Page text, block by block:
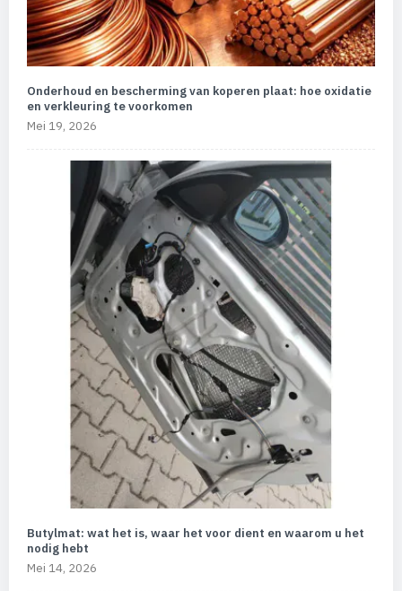
Onderhoud en bescherming van koperen plaat: hoe oxidatie
en verkleuring te voorkomen
Mei 19, 2026
Butylmat: wat het is, waar het voor dient en waarom u het
nodig hebt
Mei 14, 2026